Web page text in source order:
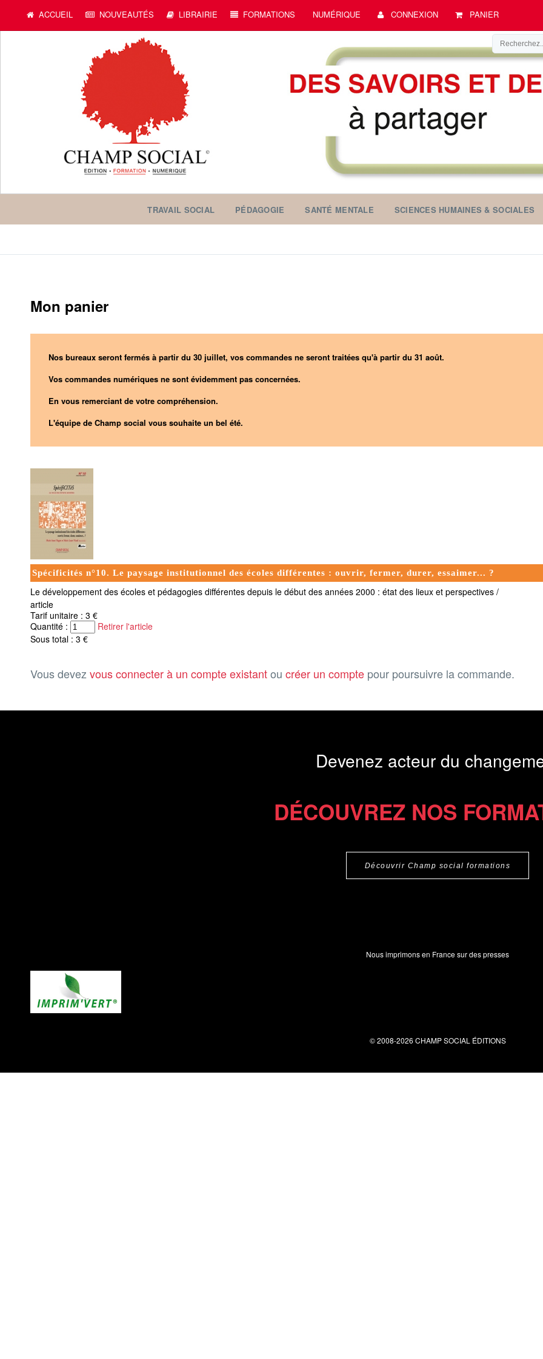
ACCUEIL NOUVEAUTÉS LIBRAIRIE FORMATIONS NUMÉRIQUE CONNEXION PANIER
TRAVAIL SOCIAL PÉDAGOGIE SANTÉ MENTALE SCIENCES HUMAINES & SOCIALES
Mon panier
Nos bureaux seront fermés à partir du 30 juillet, vos commandes ne seront traitées qu'à partir du 31 août.
Vos commandes numériques ne sont évidemment pas concernées.
En vous remerciant de votre compréhension.
L'équipe de Champ social vous souhaite un bel été.
Spécificités n°10. Le paysage institutionnel des écoles différentes : ouvrir, fermer, durer, essaimer... ?
Le développement des écoles et pédagogies différentes depuis le début des années 2000 : état des lieux et perspectives /
article
Tarif unitaire : 3 €
Quantité :
Retirer l'article
Sous total : 3 €
Vous devezvous connecter à un compte existantou créer un compte pour poursuivre la commande.
Devenez acteur du
DÉCOUVREZ NOS
Découvrir Champ social formations
Nous imprimons en France sur des presses
© 2008-2026 CHAMP SOCIAL ÉDITIONS